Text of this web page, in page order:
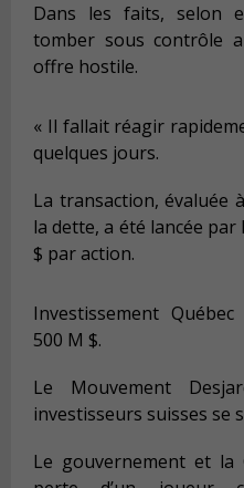
Dans les faits, selon
tomber sous contrôle
offre hostile.
« Il fallait réagir
quelques jours.
La transaction, évaluée
la dette, a été lancée par
$ par action.
Investissement
500 M $.
Le Mouvement
investisseurs suisses se
Le gouvernement et la